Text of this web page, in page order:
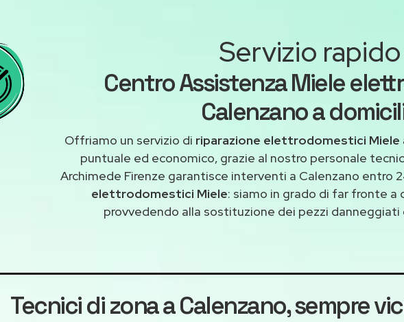
Servizio rapido
Centro Assistenza Miele
Calenzano a
Offriamo un servizio di riparazione elettrodomestici Miele
puntuale ed economico, grazie al nostro personale
Archimede Firenze garantisce interventi a Calenzano entro
elettrodomestici Miele: siamo in grado di far fronte a
provvedendo alla sostituzione dei pezzi danneggiati
Tecnici di zona a Calenzano, sempre